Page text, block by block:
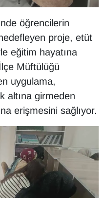
öğrencilerin
proje, etüt
eğitim hayatına
Müftülüğü
uygulama,
altına girmeden
erişmesini sağlıyor.